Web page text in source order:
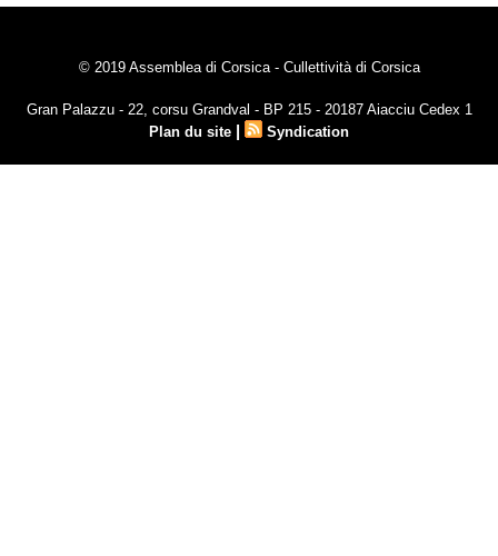
© 2019 Assemblea di Corsica - Cullettività di Corsica
Gran Palazzu - 22, corsu Grandval - BP 215 - 20187 Aiacciu Cedex 1
Plan du site | Syndication